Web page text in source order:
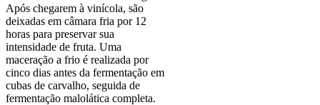
Após chegarem à vinícola, são
deixadas em câmara fria por 12
horas para preservar sua
intensidade de fruta. Uma
maceração a frio é realizada por
cinco dias antes da fermentação em
cubas de carvalho, seguida de
fermentação malolática completa.